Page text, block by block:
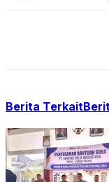
Berita Terkait